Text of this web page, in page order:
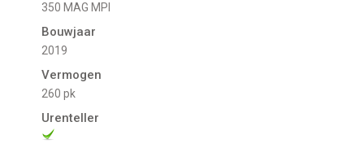
350 MAG MPI
Bouwjaar
2019
Vermogen
260 pk
Urenteller